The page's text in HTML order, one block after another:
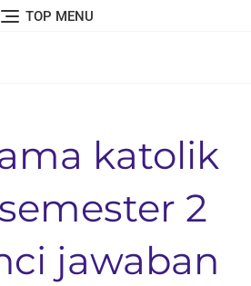
TOP MENU
katolik
2
jawaban